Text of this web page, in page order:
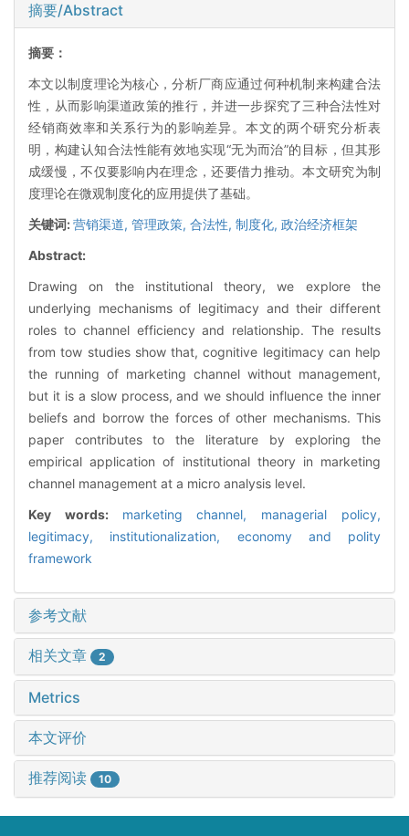
摘要/Abstract
摘要：
本文以制度理论为核心，分析厂商应通过何种机制来构建合法
性，从而影响渠道政策的推行，并进一步探究了三种合法性对
经销商效率和关系行为的影响差异。本文的两个研究分析表
明，构建认知合法性能有效地实现“无为而治”的目标，但其形
成缓慢，不仅要影响内在理念，还要借力推动。本文研究为制
度理论在微观制度化的应用提供了基础。
关键词:营销渠道, 管理政策, 合法性, 制度化, 政治经济框架
Abstract:
Drawing on the institutional theory, we explore the
underlying mechanisms of legitimacy and their different
roles to channel efficiency and relationship. The results
from tow studies show that, cognitive legitimacy can help
the running of marketing channel without management,
but it is a slow process, and we should influence the inner
beliefs and borrow the forces of other mechanisms. This
paper contributes to the literature by exploring the
empirical application of institutional theory in marketing
channel management at a micro analysis level.
Key words: marketing channel, managerial policy,
legitimacy, institutionalization, economy and polity
framework
参考文献
相关文章 2
Metrics
本文评价
推荐阅读 10